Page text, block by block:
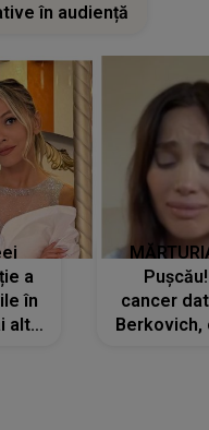
în audiență
a
în
altă
cancer
Berkovich,